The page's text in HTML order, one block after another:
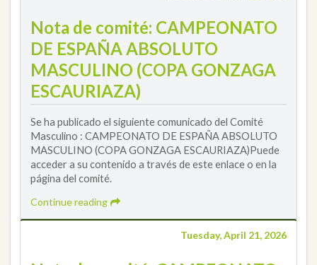
Nota de comité: CAMPEONATO
DE ESPAÑA ABSOLUTO
MASCULINO (COPA GONZAGA
ESCAURIAZA)
Se ha publicado el siguiente comunicado del Comité
Masculino : CAMPEONATO DE ESPAÑA ABSOLUTO
MASCULINO (COPA GONZAGA ESCAURIAZA)Puede
acceder a su contenido a través de este enlace o en la
página del comité.
Continue reading
Tuesday, April 21, 2026